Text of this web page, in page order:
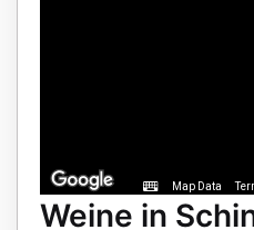
Map Data
Weine in